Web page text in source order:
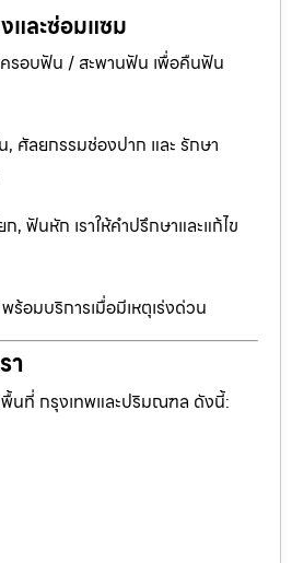
และซ่อมแซม
รอบฟัน / สะพานฟัน เพื่อคืนฟัน
ศัลยกรรมช่องปาก และ รักษา
, ฟันหัก เราให้คำปรึกษาและแก้ไข
ร้อมบริการเมื่อมีเหตุเร่งด่วน
า
นที่ กรุงเทพและปริมณฑล ดังนี้: